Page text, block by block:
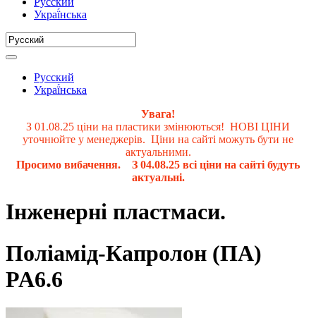
Украї́нська
Русский
Украї́нська
Увага!
З 01.08.25 ціни на пластики змінюються! НОВІ ЦІНИ
уточнюйте у менеджерів. Ціни на сайті можуть бути не
актуальними.
Просимо вибачення. З 04.08.25 всі ціни на сайті будуть
актуальні.
Інженерні пластмаси.
Поліамід-Капролон (ПА)
PA6.6